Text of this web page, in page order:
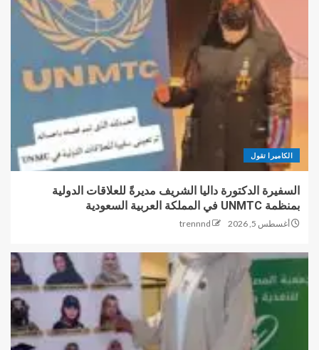
الكاميرا تقول
السفيرة الدكتورة داليا الشريف مديرةً للعلاقات الدولية
بمنظمة UNMTC في المملكة العربية السعودية
أغسطس 5, 2026 trennnd